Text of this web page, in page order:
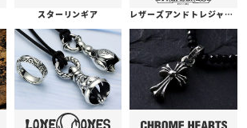
スターリンギア レザーズアンドトレジャーズ